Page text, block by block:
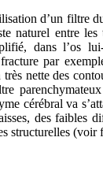
d’un filtre
naturel entre les
dans l’os
par
nette des
cérébral va
des faibles
structurelles (voir